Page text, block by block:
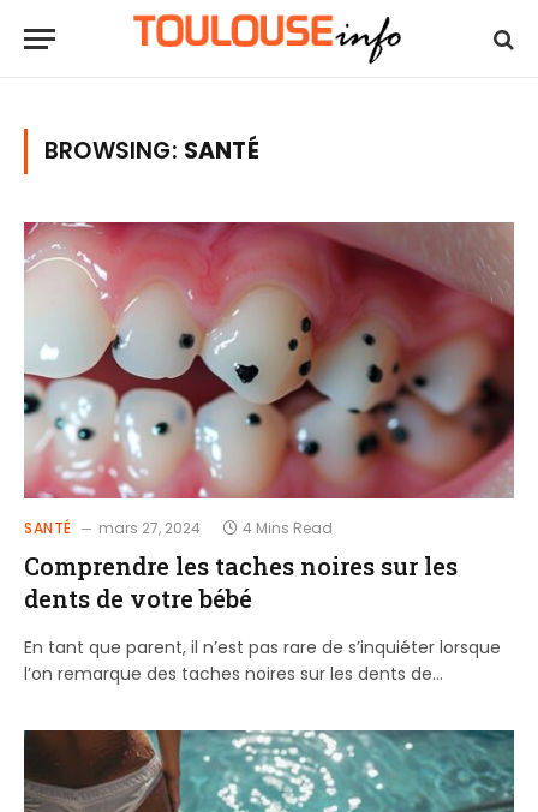
BROWSING: SANTÉ
SANTÉ mars 27, 2024 4 Mins Read
Comprendre les taches noires sur les
dents de votre bébé
En tant que parent, il n’est pas rare de s’inquiéter lorsque
l’on remarque des taches noires sur les dents de…